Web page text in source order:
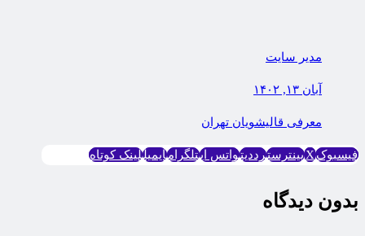
مدیر سایت
آبان ۱۳, ۱۴۰۲
معرفی قالیشویان تهران
فیسبوکXپینترسترددیتواتس اپتلگرامایمیللینک کوتاه
بدون دیدگاه